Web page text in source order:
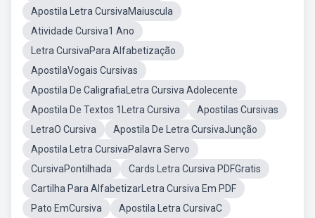
Apostila Letra CursivaMaiuscula
Atividade Cursiva1 Ano
Letra CursivaPara Alfabetização
ApostilaVogais Cursivas
Apostila De CaligrafiaLetra Cursiva Adolecente
Apostila De Textos 1Letra Cursiva
Apostilas Cursivas
LetraO Cursiva
Apostila De Letra CursivaJunção
Apostila Letra CursivaPalavra Servo
CursivaPontilhada
Cards Letra Cursiva PDFGratis
Cartilha Para AlfabetizarLetra Cursiva Em PDF
Pato EmCursiva
Apostila Letra CursivaC